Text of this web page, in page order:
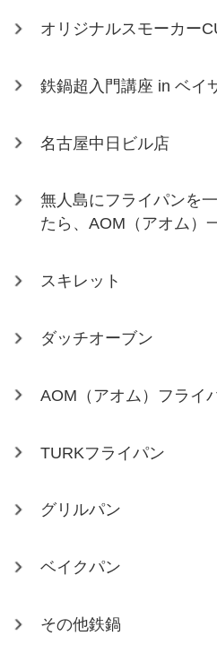
オリジナルスモーカー
鉄鍋超入門講座 in ベイ
名古屋中日ビル店
無人島にフライパンを
たら、AOM（アオム）
スキレット
ダッチオーブン
AOM（アオム）フライ
TURKフライパン
グリルパン
ベイクパン
その他鉄鍋